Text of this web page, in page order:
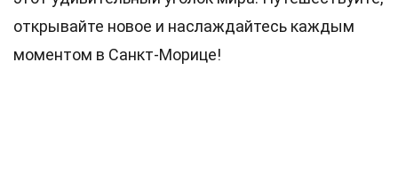
открывайте новое и наслаждайтесь каждым
моментом в Санкт-Морице!